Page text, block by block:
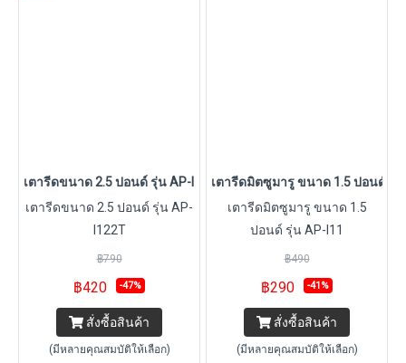
เตารีดขนาด 2.5 ปอนด์ รุ่น AP-I122T
เตารีดขนาด 2.5 ปอนด์ รุ่น AP-
I122T
฿790
฿420 -47%
สั่งซื้อสินค้า
(มีหลายคุณสมบัติให้เลือก)
เตารีดมิตซูมารู ขนาด 1.5 ปอนด์ รุ่น
เตารีดมิตซูมารู ขนาด 1.5
ปอนด์ รุ่น AP-I11
฿490
฿290 -41%
สั่งซื้อสินค้า
(มีหลายคุณสมบัติให้เลือก)